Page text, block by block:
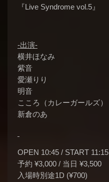
『Live Syndrome vol.5』
-出演-
横井ほなみ
紫音
愛瀬りり
明音
こころ（カレーガールズ）
新倉のあ
OPEN 10:45 / START 11:15
予約 ¥3,000 / 当日 ¥3,500
入場時別途1D (¥700)